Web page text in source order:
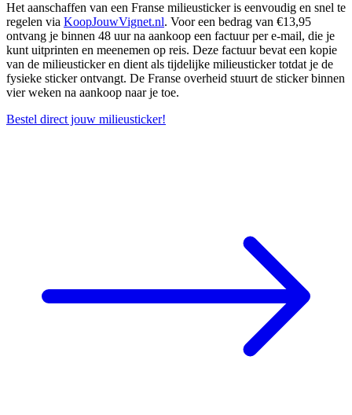
Het aanschaffen van een Franse milieusticker is eenvoudig en snel te
regelen via KoopJouwVignet.nl. Voor een bedrag van €13,95
ontvang je binnen 48 uur na aankoop een factuur per e-mail, die je
kunt uitprinten en meenemen op reis. Deze factuur bevat een kopie
van de milieusticker en dient als tijdelijke milieusticker totdat je de
fysieke sticker ontvangt. De Franse overheid stuurt de sticker binnen
vier weken na aankoop naar je toe.
Bestel direct jouw milieusticker!